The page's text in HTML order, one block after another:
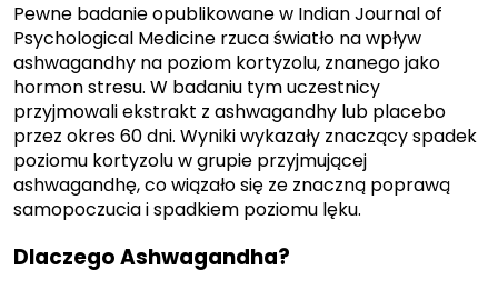
Pewne badanie opublikowane w Indian Journal of
Psychological Medicine rzuca światło na wpływ
ashwagandhy na poziom kortyzolu, znanego jako
hormon stresu. W badaniu tym uczestnicy
przyjmowali ekstrakt z ashwagandhy lub placebo
przez okres 60 dni. Wyniki wykazały znaczący spadek
poziomu kortyzolu w grupie przyjmującej
ashwagandhę, co wiązało się ze znaczną poprawą
samopoczucia i spadkiem poziomu lęku.
Dlaczego Ashwagandha?